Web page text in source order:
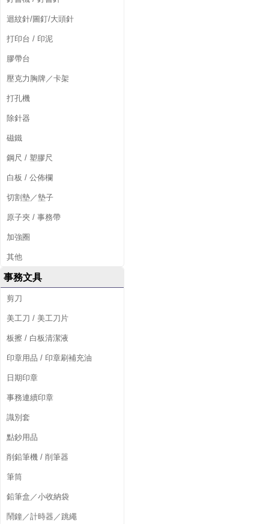
迴紋針/圖釘/大頭針
打印台 / 印泥
膠帶台
壓克力胸牌／卡架
打孔機
除針器
磁鐵
鋼尺 / 塑膠尺
白板 / 公佈欄
切割墊／墊子
原子夾 / 事務帶
加強圈
其他
事務文具
剪刀
美工刀 / 美工刀片
板擦 / 白板清潔液
印章用品 / 印章刷補充油
日期印章
事務連續印章
識別套
點鈔用品
削鉛筆機 / 削筆器
筆筒
鉛筆盒／小收納袋
鬧鐘／計時器／跳繩